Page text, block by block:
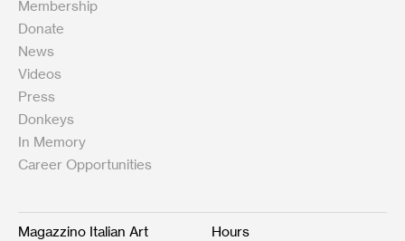
Membership
Donate
News
Videos
Press
Donkeys
In Memory
Career Opportunities
Magazzino Italian Art Hours